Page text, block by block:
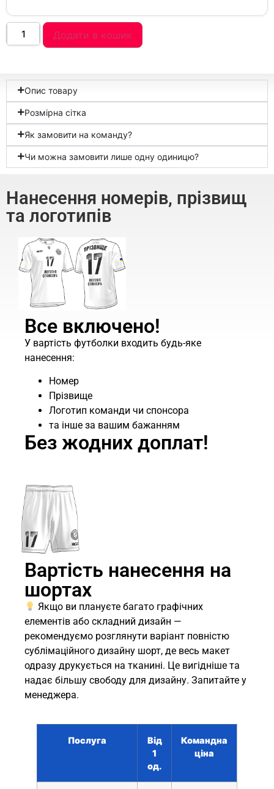
Додати в кошик
Опис товару
Розмірна сітка
Як замовити на команду?
Чи можна замовити лише одну одиницю?
Нанесення номерів, прізвищ
та логотипів
Все включено!
У вартість футболки входить будь-яке
нанесення:
Номер
Прізвище
Логотип команди чи спонсора
та інше за вашим бажанням
Без жодних доплат!
Вартість нанесення на
шортах
Якщо ви плануєте багато графічних
елементів або складний дизайн —
рекомендуємо розглянути варіант повністю
сублімаційного дизайну шорт, де весь макет
одразу друкується на тканині. Це вигідніше та
надає більшу свободу для дизайну. Запитайте у
менеджера.
Послуга
Від
1
од.
Командна
ціна